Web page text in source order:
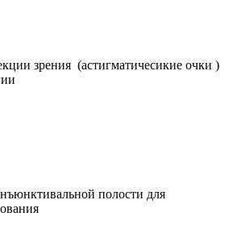
зрения (астигматичесикие очки )
полости для